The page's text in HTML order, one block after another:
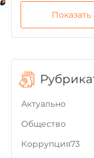
Актуально
Общество
Коррупция73